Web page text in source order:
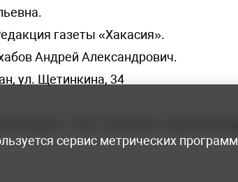
газеты «Хакасия».
Андрей Александрович.
ул. Щетинкина, 34
сервис метрических программ